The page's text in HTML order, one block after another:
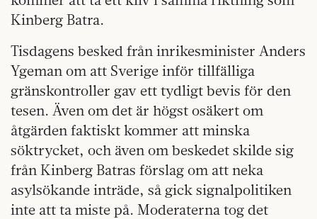
Kinberg Batra.
Tisdagens besked från inrikesminister Anders
Ygeman om att Sverige inför tillfälliga
gränskontroller gav ett tydligt bevis för den
tesen. Även om det är högst osäkert om
åtgärden faktiskt kommer att minska
söktrycket, och även om beskedet skilde sig
från Kinberg Batras förslag om att neka
asylsökande inträde, så gick signalpolitiken
inte att ta miste på. Moderaterna tog det